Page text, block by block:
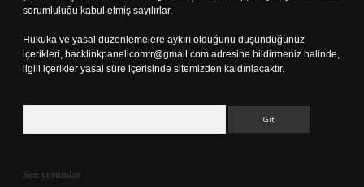
sorumluluğu kabul etmiş sayılırlar.
Hukuka ve yasal düzenlemelere aykırı olduğunu düşündüğünüz
içerikleri, backlinkpanelicomtr@gmail.com adresine bildirmeniz halinde,
ilgili içerikler yasal süre içerisinde sitemizden kaldırılacaktır.
Son yorumlar